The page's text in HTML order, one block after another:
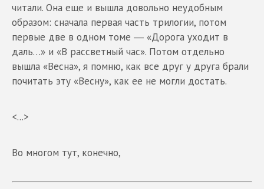
читали. Она еще и вышла довольно неудобным
образом: сначала первая часть трилогии, потом
первые две в одном томе ― «Дорога уходит в
даль…» и «В рассветный час». Потом отдельно
вышла «Весна», я помню, как все друг у друга брали
почитать эту «Весну», как ее не могли достать.
<...>
Во многом тут, конечно,